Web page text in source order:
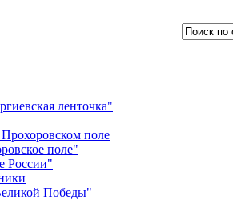
ленточка"
поле
поле"
России"
Победы"